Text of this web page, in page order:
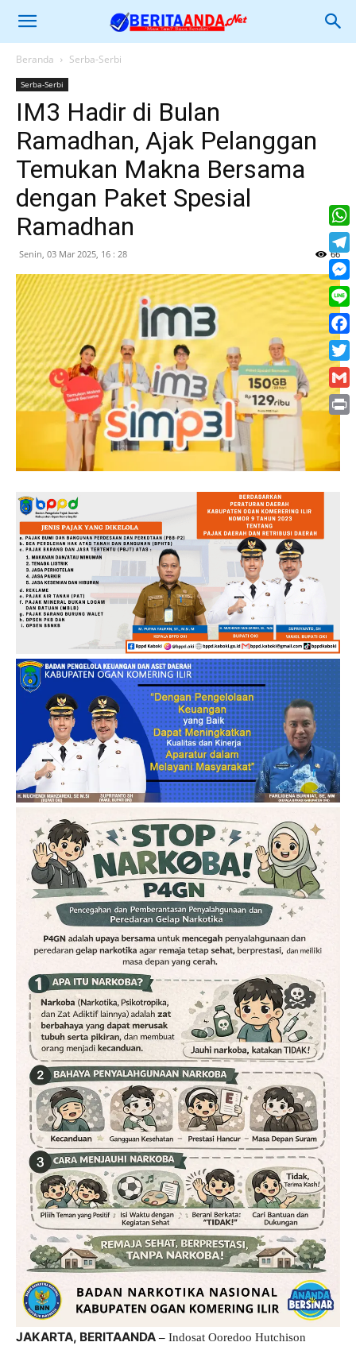
Beranda Serba-Serbi
Serba-Serbi
IM3 Hadir di Bulan
Ramadhan, Ajak Pelanggan
Temukan Makna Bersama
dengan Paket Spesial
Ramadhan
Senin, 03 Mar 2025, 16 : 28 66
JAKARTA, BERITAANDA– Indosat Ooredoo Hutchison
Line
Print